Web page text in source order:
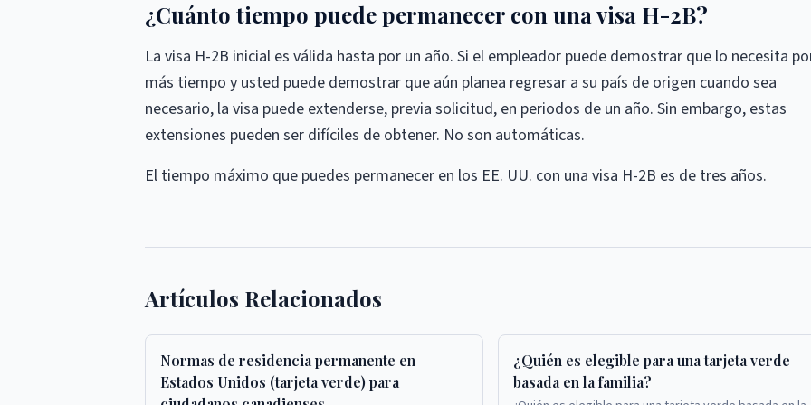
¿Cuánto tiempo puede permanecer con una visa H-2B?
La visa H-2B inicial es válida hasta por un año. Si el empleador puede demostrar que lo necesita
más tiempo y usted puede demostrar que aún planea regresar a su país de origen cuando sea
necesario, la visa puede extenderse, previa solicitud, en periodos de un año. Sin embargo, estas
extensiones pueden ser difíciles de obtener. No son automáticas.
El tiempo máximo que puedes permanecer en los EE. UU. con una visa H-2B es de tres años.
Artículos Relacionados
Normas de residencia permanente en
Estados Unidos (tarjeta verde) para
¿Quién es elegible para una tarjeta verde
basada en la familia?